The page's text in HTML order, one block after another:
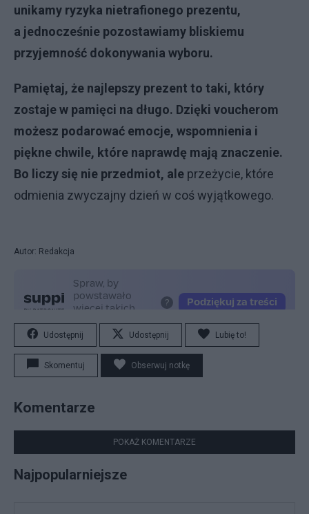
unikamy ryzyka nietrafionego prezentu,
a jednocześnie pozostawiamy bliskiemu
przyjemność dokonywania wyboru.
Pamiętaj, że najlepszy prezent to taki, który
zostaje w pamięci na długo. Dzięki voucherom
możesz podarować emocje, wspomnienia i
piękne chwile, które naprawdę mają znaczenie.
Bo liczy się nie przedmiot, ale przeżycie, które
odmienia zwyczajny dzień w coś wyjątkowego.
Autor: Redakcja
Udostępnij Udostępnij Lubię to!
Skomentuj Obserwuj notkę
Komentarze
POKAŻ KOMENTARZE
Najpopularniejsze